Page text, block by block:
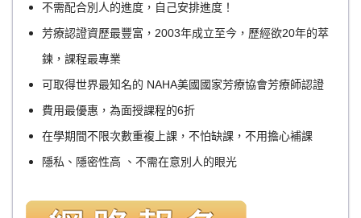
不需配合別人的進度，自己安排進度！
芳療認證資歷最豐富，2003年成立至今，歷經欲20年的萃
鍊，課程最專業
可取得世界最知名的 NAHA美國國家芳療協會芳療師認證
費用最優惠，為面授課程的6折
在學期間不限次數重複上課，不怕缺課，不用擔心補課
隱私、隱密性高 、不需在意別人的眼光